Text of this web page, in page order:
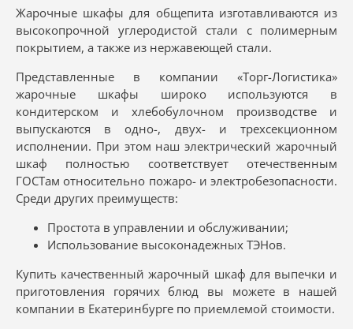
Жарочные шкафы для общепита изготавливаются из
высокопрочной углеродистой стали с полимерным
покрытием, а также из нержавеющей стали.
Представленные в компании «Торг-Логистика»
жарочные шкафы широко используются в
кондитерском и хлебобулочном производстве и
выпускаются в одно-, двух- и трехсекционном
исполнении. При этом наш электрический жарочный
шкаф полностью соответствует отечественным
ГОСТам относительно пожаро- и электробезопасности.
Среди других преимуществ:
Простота в управлении и обслуживании;
Использование высоконадежных ТЭНов.
Купить качественный жарочный шкаф для выпечки и
приготовления горячих блюд вы можете в нашей
компании в Екатеринбурге по приемлемой стоимости.